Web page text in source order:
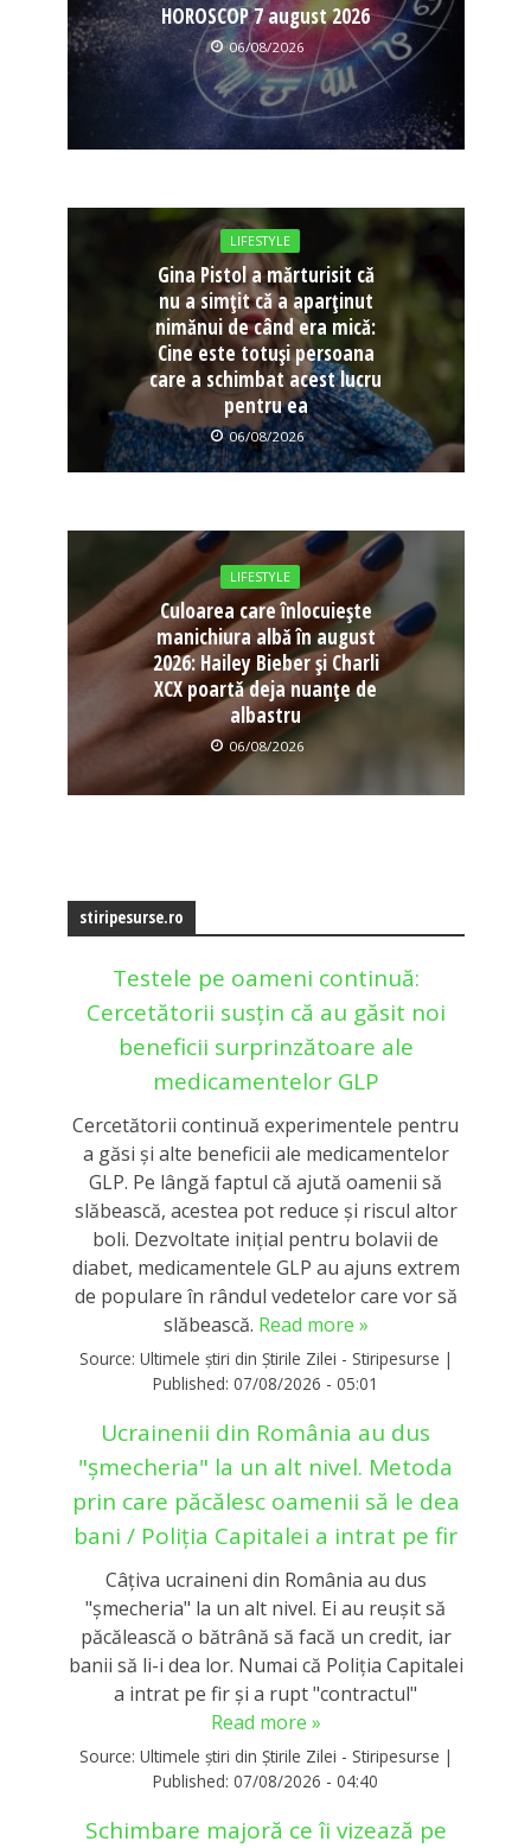
HOROSCOP 7 august 2026
06/08/2026
LIFESTYLE
Gina Pistol a mărturisit că
nu a simțit că a aparținut
nimănui de când era mică:
Cine este totuși persoana
care a schimbat acest lucru
pentru ea
06/08/2026
LIFESTYLE
Culoarea care înlocuiește
manichiura albă în august
2026: Hailey Bieber și Charli
XCX poartă deja nuanțe de
albastru
06/08/2026
stiripesurse.ro
Testele pe oameni continuă:
Cercetătorii susțin că au găsit noi
beneficii surprinzătoare ale
medicamentelor GLP
Cercetătorii continuă experimentele pentru
a găsi și alte beneficii ale medicamentelor
GLP. Pe lângă faptul că ajută oamenii să
slăbească, acestea pot reduce și riscul altor
boli. Dezvoltate inițial pentru bolavii de
diabet, medicamentele GLP au ajuns extrem
de populare în rândul vedetelor care vor să
slăbească. Read more »
Source: Ultimele știri din Știrile Zilei - Stiripesurse |
Published: 07/08/2026 - 05:01
Ucrainenii din România au dus
"șmecheria" la un alt nivel. Metoda
prin care păcălesc oamenii să le dea
bani / Poliția Capitalei a intrat pe fir
Câțiva ucraineni din România au dus
"șmecheria" la un alt nivel. Ei au reușit să
păcălească o bătrână să facă un credit, iar
banii să li-i dea lor. Numai că Poliția Capitalei
a intrat pe fir și a rupt "contractul"
Read more »
Source: Ultimele știri din Știrile Zilei - Stiripesurse |
Published: 07/08/2026 - 04:40
Schimbare majoră ce îi vizează pe